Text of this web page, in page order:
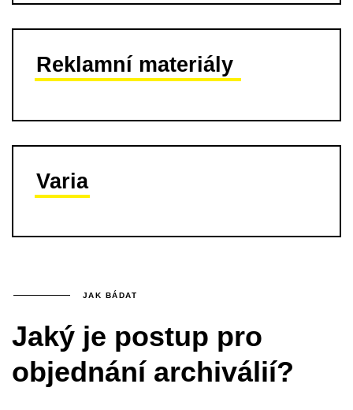
Reklamní materiály
Varia
JAK BÁDAT
Jaký je postup pro
objednání archiválií?